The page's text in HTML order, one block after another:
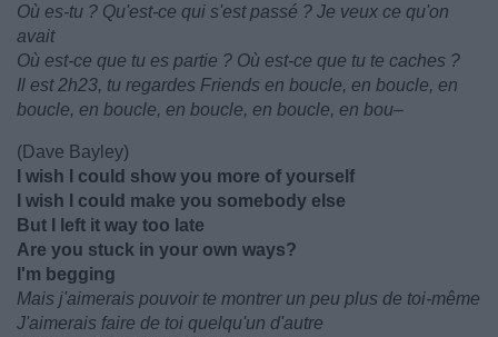
Où es-tu ? Qu'est-ce qui s'est passé ? Je veux ce qu'on
avait
Où est-ce que tu es partie ? Où est-ce que tu te caches ?
Il est 2h23, tu regardes Friends en boucle, en boucle, en
boucle, en boucle, en boucle, en boucle, en bou–
(Dave Bayley)
I wish I could show you more of yourself
I wish I could make you somebody else
But I left it way too late
Are you stuck in your own ways?
I'm begging
Mais j'aimerais pouvoir te montrer un peu plus de toi-même
J'aimerais faire de toi quelqu'un d'autre